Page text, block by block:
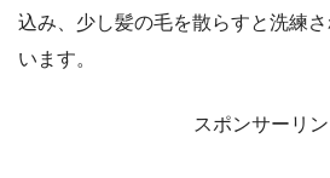
込み、少し髪の毛を散らすと洗練
います。
スポンサーリン